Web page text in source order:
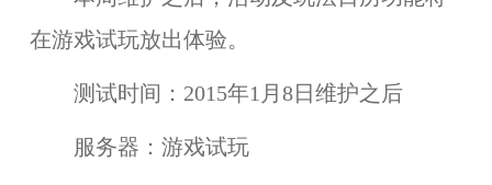
在游戏试玩放出体验。
测试时间： 2015年1月8日维护之后
服务器： 游戏试玩